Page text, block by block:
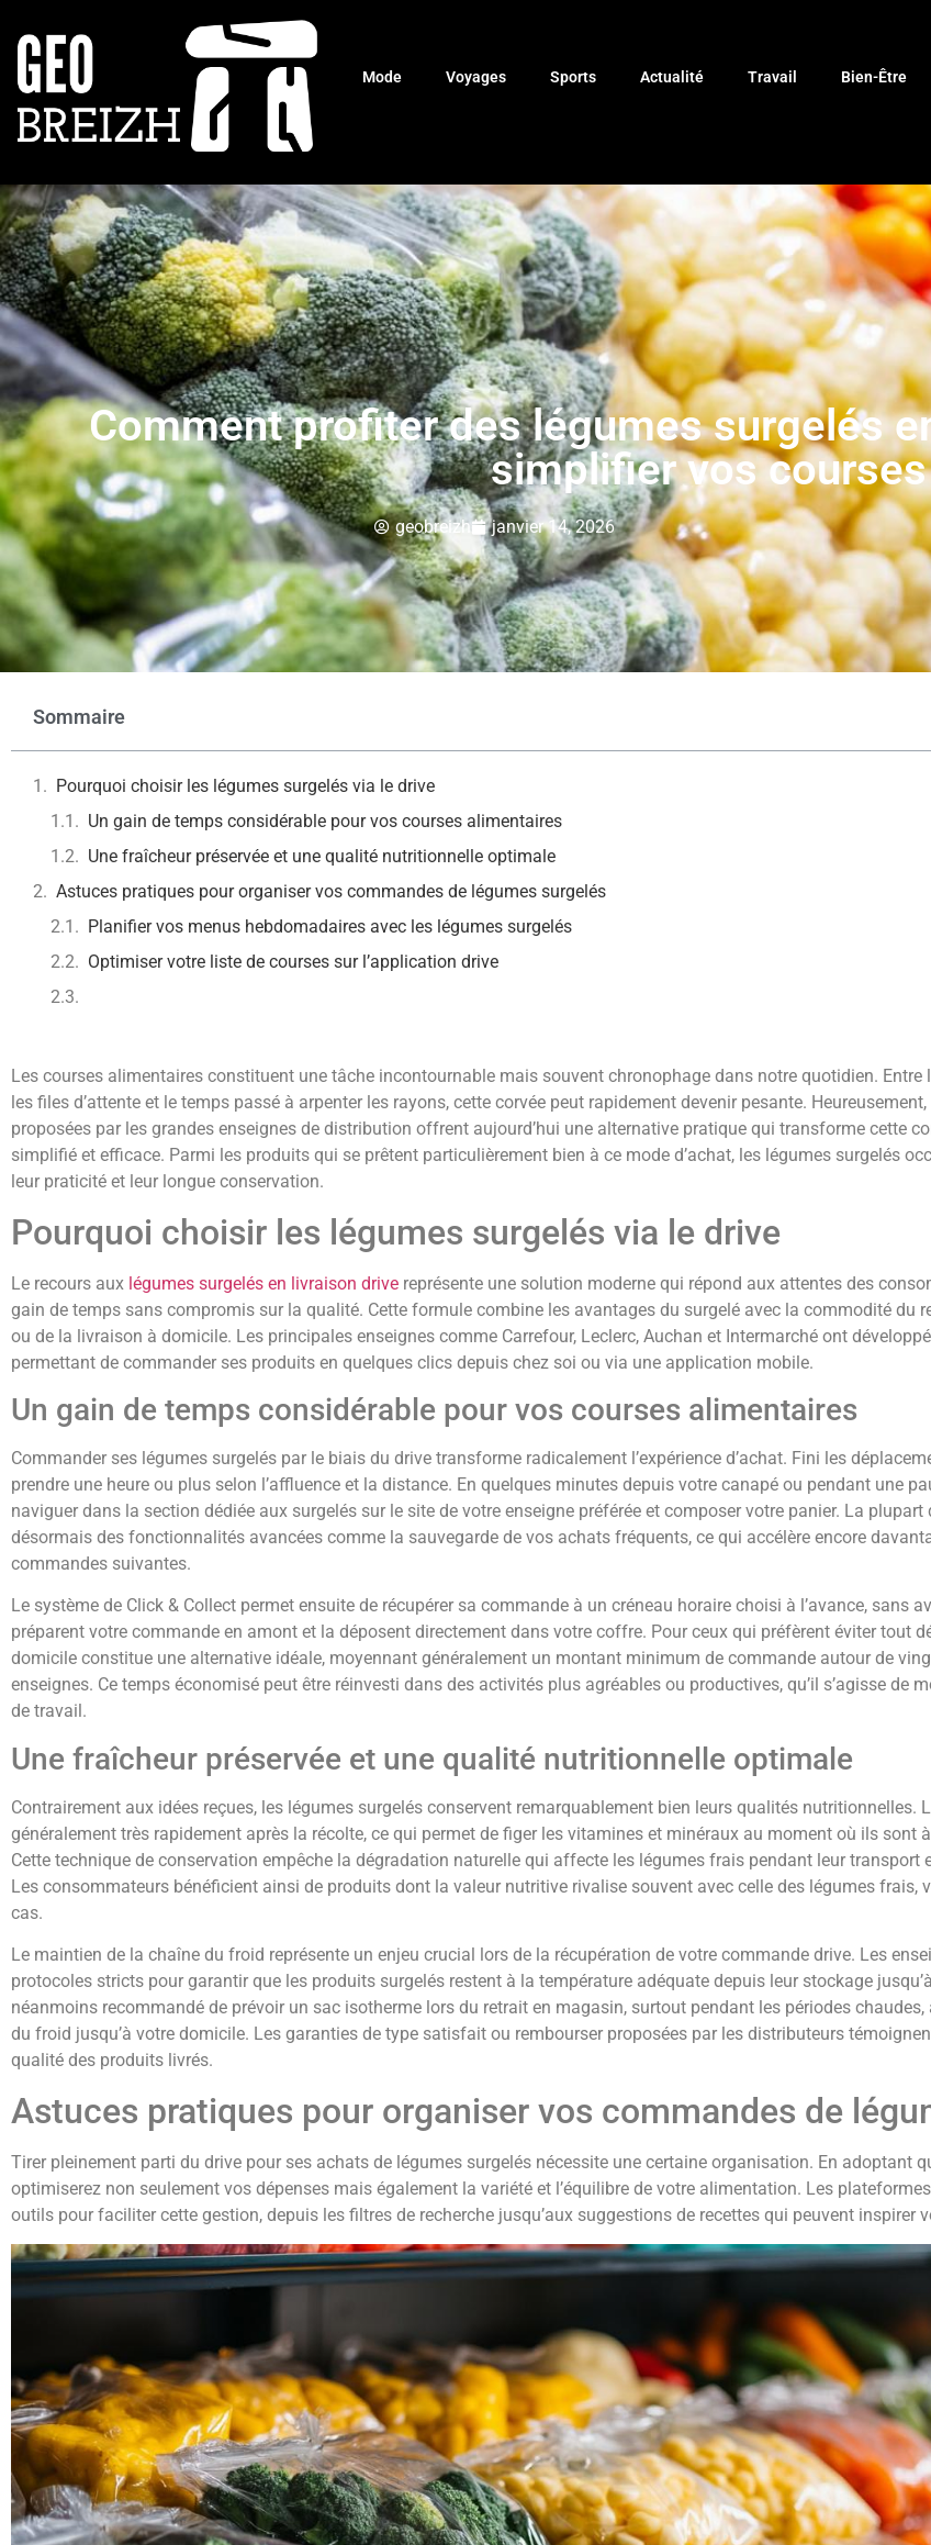
Mode Voyages Sports Actualité Travail Bien-Être
Comment profiter des légumes surgelés
simplifier vos courses
geobreizh janvier 14, 2026
Sommaire
Pourquoi choisir les légumes surgelés via le drive
Un gain de temps considérable pour vos courses alimentaires
Une fraîcheur préservée et une qualité nutritionnelle optimale
Astuces pratiques pour organiser vos commandes de légumes surgelés
Planifier vos menus hebdomadaires avec les légumes surgelés
Optimiser votre liste de courses sur l’application drive
Les courses alimentaires constituent une tâche incontournable mais souvent chronophage dans notre quotidien. Entre
les files d’attente et le temps passé à arpenter les rayons, cette corvée peut rapidement devenir pesante.
proposées par les grandes enseignes de distribution offrent aujourd’hui une alternative pratique qui transforme cette
simplifié et efficace. Parmi les produits qui se prêtent particulièrement bien à ce mode d’achat, les légumes surgelés
leur praticité et leur longue conservation.
Pourquoi choisir les légumes surgelés via le drive
Le recours aux légumes surgelés en livraison drive représente une solution moderne qui répond aux attentes des
gain de temps sans compromis sur la qualité. Cette formule combine les avantages du surgelé avec la commodité du
ou de la livraison à domicile. Les principales enseignes comme Carrefour, Leclerc, Auchan et Intermarché ont
permettant de commander ses produits en quelques clics depuis chez soi ou via une application mobile.
Un gain de temps considérable pour vos courses alimentaires
Commander ses légumes surgelés par le biais du drive transforme radicalement l’expérience d’achat. Fini les
prendre une heure ou plus selon l’affluence et la distance. En quelques minutes depuis votre canapé ou pendant une
naviguer dans la section dédiée aux surgelés sur le site de votre enseigne préférée et composer votre panier. La
désormais des fonctionnalités avancées comme la sauvegarde de vos achats fréquents, ce qui accélère encore
commandes suivantes.
Le système de Click & Collect permet ensuite de récupérer sa commande à un créneau horaire choisi à l’avance, sans
préparent votre commande en amont et la déposent directement dans votre coffre. Pour ceux qui préfèrent éviter tout
domicile constitue une alternative idéale, moyennant généralement un montant minimum de commande autour de
enseignes. Ce temps économisé peut être réinvesti dans des activités plus agréables ou productives, qu’il s’agisse de
de travail.
Une fraîcheur préservée et une qualité nutritionnelle optimale
Contrairement aux idées reçues, les légumes surgelés conservent remarquablement bien leurs qualités nutritionnelles.
généralement très rapidement après la récolte, ce qui permet de figer les vitamines et minéraux au moment où ils sont
Cette technique de conservation empêche la dégradation naturelle qui affecte les légumes frais pendant leur transport
Les consommateurs bénéficient ainsi de produits dont la valeur nutritive rivalise souvent avec celle des légumes frais,
cas.
Le maintien de la chaîne du froid représente un enjeu crucial lors de la récupération de votre commande drive. Les
protocoles stricts pour garantir que les produits surgelés restent à la température adéquate depuis leur stockage
néanmoins recommandé de prévoir un sac isotherme lors du retrait en magasin, surtout pendant les périodes chaudes,
du froid jusqu’à votre domicile. Les garanties de type satisfait ou rembourser proposées par les distributeurs
qualité des produits livrés.
Astuces pratiques pour organiser vos commandes de
Tirer pleinement parti du drive pour ses achats de légumes surgelés nécessite une certaine organisation. En adoptant
optimiserez non seulement vos dépenses mais également la variété et l’équilibre de votre alimentation. Les
outils pour faciliter cette gestion, depuis les filtres de recherche jusqu’aux suggestions de recettes qui peuvent inspirer